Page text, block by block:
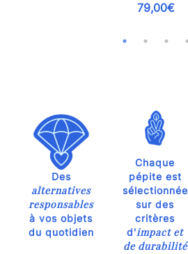
79,00€
Des
alternatives
responsables
à vos objets
du quotidien
Chaque
pépite est
sélectionnée
sur des
critères
d'impact et
de durabilité